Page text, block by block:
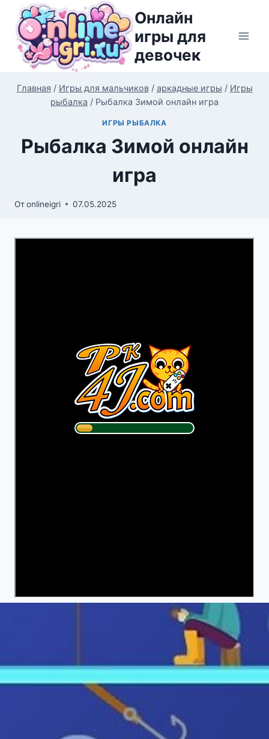
Перейти
содержимому
Онлайн
игры для
девочек
Главная / Игры для мальчиков / аркадные игры / Игры
рыбалка / Рыбалка Зимой онлайн игра
ИГРЫ РЫБАЛКА
Рыбалка Зимой онлайн
игра
Отonlineigri 07.05.2025